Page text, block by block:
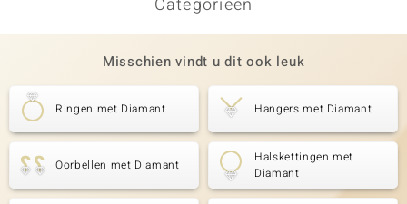
Categorieën
Misschien vindt u dit ook leuk
Ringen met Diamant Hangers met Diamant
Oorbellen met Diamant
Halskettingen met
Diamant